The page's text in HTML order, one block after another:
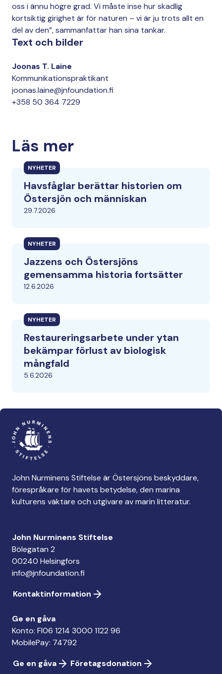
Text och bilder
Joonas T. Laine
Kommunikationspraktikant
joonas.laine@jnfoundation.fi
+358 50 364 7229
oss i ännu högre grad. Vi måste inse hur skadlig
kortsiktig girighet är för naturen – vi är ju trots allt en
del av den”, sammanfattar han sina tankar.
Läs mer
NYHETER
Havsfåglar berättar historien om
Östersjön och människan
29.7.2026
NYHETER
Jazzens och Östersjöns
gemensamma historia fortsätter
12.6.2026
NYHETER
Restaureringsarbete under ytan
bekämpar förlust av biologisk
mångfald
5.6.2026
John Nurminens Stiftelse är Östersjöns beskyddare,
förespråkare för havets betydelse, den marina
kulturens väktare och utgivare av marin litteratur.
John Nurminens Stiftelse
Bölegatan 2
00240 Helsingfors
info@jnfoundation.fi
Kontaktinformation
Ge en gåva
Konto: FI06 1214 3000 1122 96
MobilePay: 74792
Ge en gåva
Företagsdonation